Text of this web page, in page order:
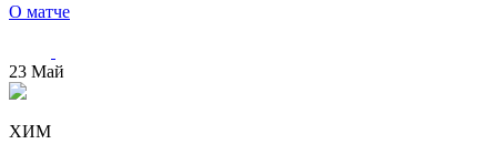
О матче
23 Май
ХИМ